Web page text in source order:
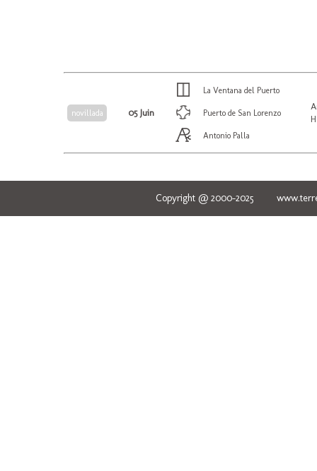
novillada 05 Juin
La Ventana del Puerto
Puerto de San Lorenzo
Antonio Palla
Copyright @ 2000-2025